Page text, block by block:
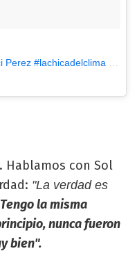
Una publicación compartida de Solci Perez #lachicadelclima (@lasobrideperez)
Hablamos con Sol
"La verdad es
la misma
nunca fueron
bien".